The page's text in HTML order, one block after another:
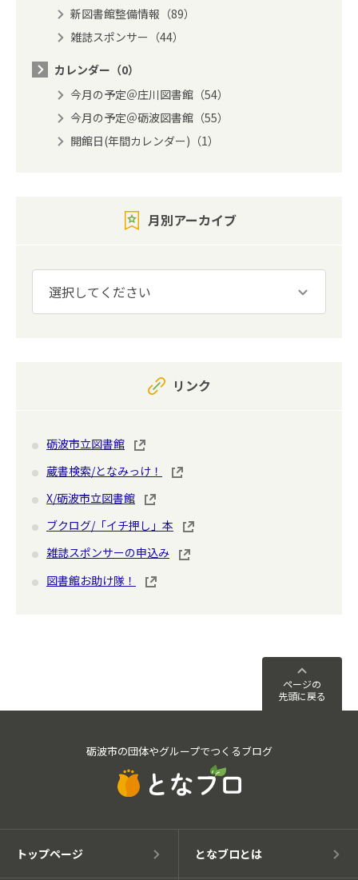
新図書館整備情報（89）
雑誌スポンサー（44）
カレンダー（0）
今月の予定＠庄川図書館（54）
今月の予定＠砺波図書館（55）
開館日(年間カレンダー)（1）
月別アーカイブ
リンク
砺波市立図書館
蔵書検索/となみっけ！
X/砺波市立図書館
ブクログ/「イチ押し」本
雑誌スポンサーの申込み
図書館お助け隊！
ページの
先頭に戻る
砺波市の団体やグループでつくるブログ
トップページ となブロとは